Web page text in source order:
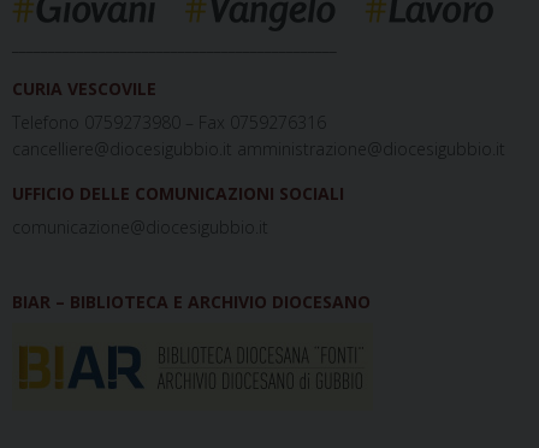
CURIA VESCOVILE
Telefono 0759273980 – Fax 0759276316
cancelliere@diocesigubbio.it amministrazione@diocesigubbio.it
UFFICIO DELLE COMUNICAZIONI SOCIALI
comunicazione@diocesigubbio.it
BIAR – BIBLIOTECA E ARCHIVIO DIOCESANO